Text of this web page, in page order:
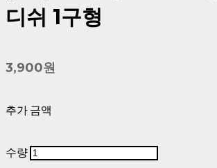
디쉬 1구형
3,900원
추가 금액
수량